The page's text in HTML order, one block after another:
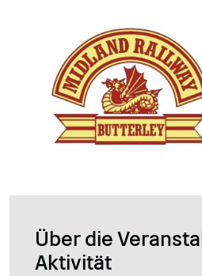
Über die
Aktivität